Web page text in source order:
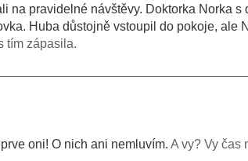
na pravidelné návštěvy. Doktorka Norka s
Huba důstojně vstoupil do pokoje, ale
tím zápasila.
oni! O nich ani nemluvím. A vy? Vy čas